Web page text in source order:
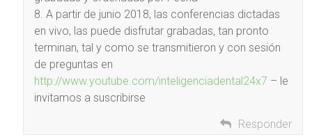
8. A partir de junio 2018, las conferencias dictadas
en vivo, las puede disfrutar grabadas, tan pronto
terminan, tal y como se transmitieron y con sesión
de preguntas en
http://www.youtube.com/inteligenciadental24x7 – le
invitamos a suscribirse
Responder